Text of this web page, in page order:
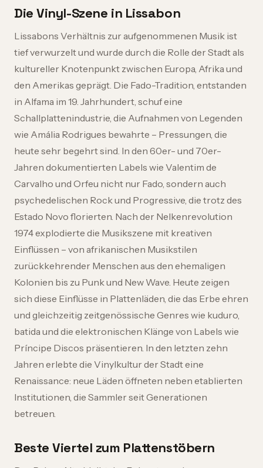
Die Vinyl-Szene in Lissabon
Lissabons Verhältnis zur aufgenommenen Musik ist
tief verwurzelt und wurde durch die Rolle der Stadt als
kultureller Knotenpunkt zwischen Europa, Afrika und
den Amerikas geprägt. Die Fado-Tradition, entstanden
in Alfama im 19. Jahrhundert, schuf eine
Schallplattenindustrie, die Aufnahmen von Legenden
wie Amália Rodrigues bewahrte – Pressungen, die
heute sehr begehrt sind. In den 60er- und 70er-
Jahren dokumentierten Labels wie Valentim de
Carvalho und Orfeu nicht nur Fado, sondern auch
psychedelischen Rock und Progressive, die trotz des
Estado Novo florierten. Nach der Nelkenrevolution
1974 explodierte die Musikszene mit kreativen
Einflüssen – von afrikanischen Musikstilen
zurückkehrender Menschen aus den ehemaligen
Kolonien bis zu Punk und New Wave. Heute zeigen
sich diese Einflüsse in Plattenläden, die das Erbe ehren
und gleichzeitig zeitgenössische Genres wie kuduro,
batida und die elektronischen Klänge von Labels wie
Príncipe Discos präsentieren. In den letzten zehn
Jahren erlebte die Vinylkultur der Stadt eine
Renaissance: neue Läden öffneten neben etablierten
Institutionen, die Sammler seit Generationen
betreuen.
Beste Viertel zum Plattenstöbern